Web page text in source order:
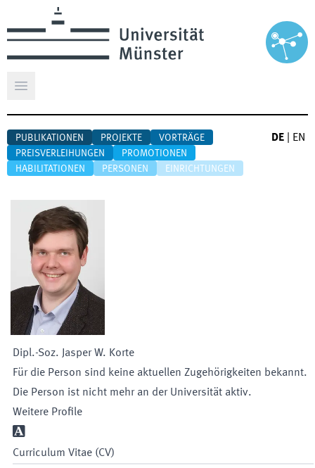
Hauptmenü öffnen
PUBLIKATIONEN PROJEKTE
VORTRÄGE
PREISVERLEIHUNGEN
PROMOTIONEN
HABILITATIONEN
PERSONEN EINRICHTUNGEN
DE EN
Dipl.-Soz. Jasper W. Korte
Für die Person sind keine aktuellen Zugehörigkeiten bekannt.
Die Person ist nicht mehr an der Universität aktiv.
Weitere Profile
A
Curriculum Vitae (CV)